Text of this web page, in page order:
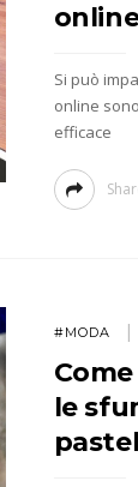
Si può
online
efficace
#MODA
le